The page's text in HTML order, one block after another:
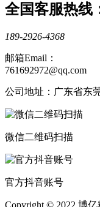
全国客服热线
189-2926-4368
邮箱Email：
761692972@qq.com
公司地址：广东省东
微信二维码扫描
官方抖音账号
Copyright © 2022 博